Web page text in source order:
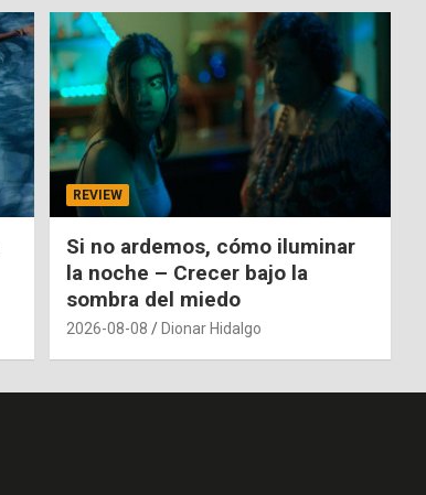
REVIEW
Si no ardemos, cómo iluminar
la noche – Crecer bajo la
sombra del miedo
2026-08-08 Dionar Hidalgo